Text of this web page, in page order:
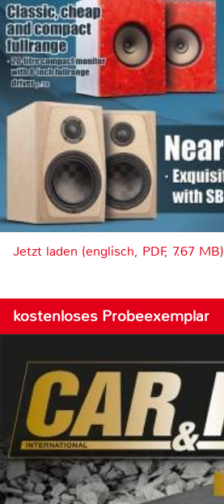
Jetzt laden (englisch, PDF, 7.67 MB)
kostenloses Probeexemplar